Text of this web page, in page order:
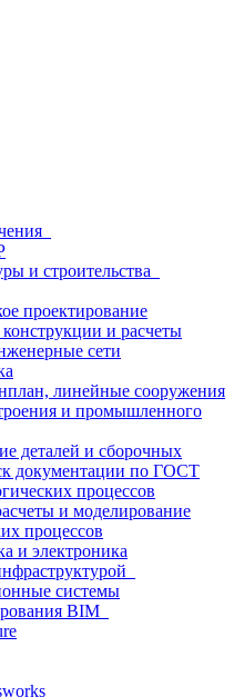
и строительства
проектирование
и расчеты
сети
линейные сооружения
и промышленного
деталей и сборочных
документации по ГОСТ
процессов
и моделирование
процессов
и электроника
системы
BIM